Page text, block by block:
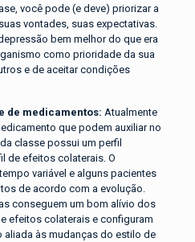
você pode (e deve) priorizar a
vontades, suas expectativas.
bem melhor do que era
como prioridade da sua
e de aceitar condições
medicamentos: Atualmente
que podem auxiliar no
classe possui um perfil
de efeitos colaterais. O
variável e alguns pacientes
de acordo com a evolução.
conseguem um bom alívio dos
efeitos colaterais e configuram
aliada às mudanças do estilo de